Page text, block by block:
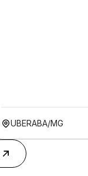
UBERABA/MG